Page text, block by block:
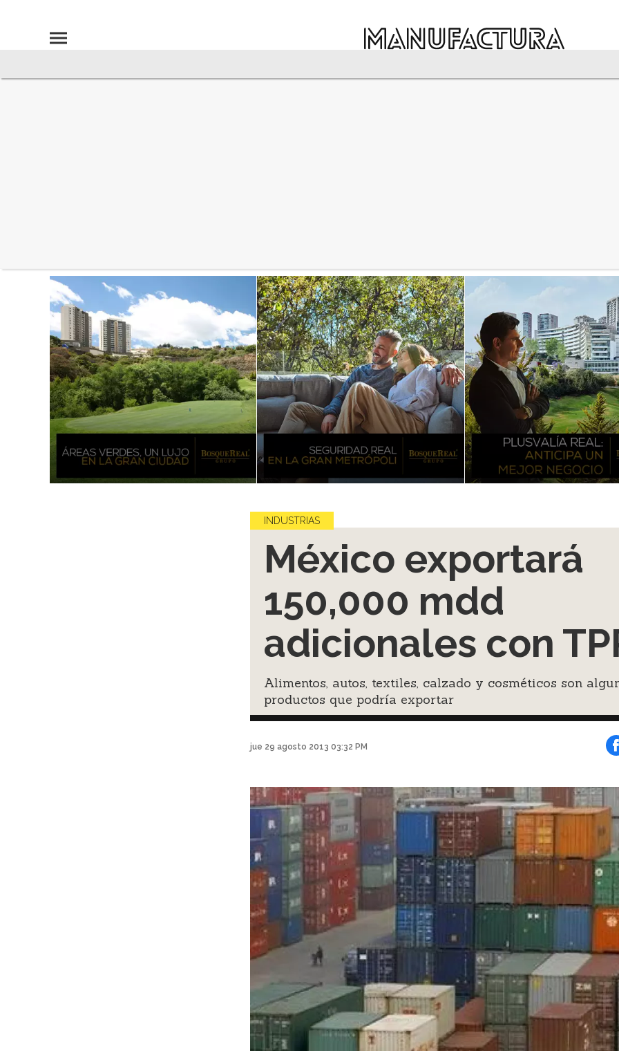
INDUSTRIAS
México exportará
150,000 mdd
adicionales con
Alimentos, autos, textiles, calzado y cosméticos son
productos que podría exportar
jue 29 agosto 2013 03:32 PM